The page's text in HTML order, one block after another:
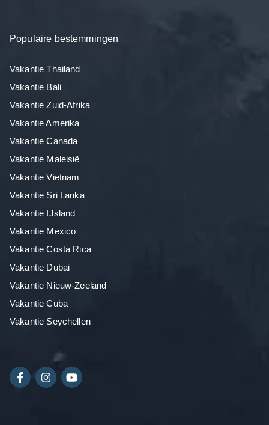
Populaire bestemmingen
Vakantie Thailand
Vakantie Bali
Vakantie Zuid-Afrika
Vakantie Amerika
Vakantie Canada
Vakantie Maleisië
Vakantie Vietnam
Vakantie Sri Lanka
Vakantie IJsland
Vakantie Mexico
Vakantie Costa Rica
Vakantie Dubai
Vakantie Nieuw-Zeeland
Vakantie Cuba
Vakantie Seychellen